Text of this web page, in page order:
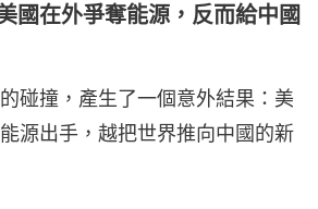
國在外爭奪能源，反而給中國
碰撞，產生了一個意外結果：美
源出手，越把世界推向中國的新